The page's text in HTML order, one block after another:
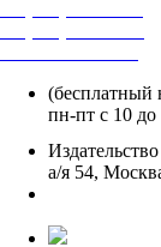
(бесплатный
пн-пт с 10 до
а/я 54,